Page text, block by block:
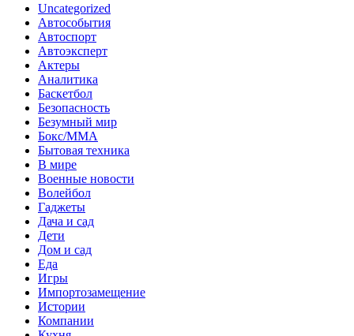
Uncategorized
Автособытия
Автоспорт
Автоэксперт
Актеры
Аналитика
Баскетбол
Безопасность
Безумный мир
Бокс/MMA
Бытовая техника
В мире
Военные новости
Волейбол
Гаджеты
Дача и сад
Дети
Дом и сад
Еда
Игры
Импортозамещение
Истории
Компании